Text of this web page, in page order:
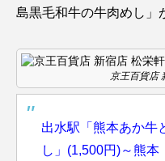
島黒毛和牛の牛肉めし」
京王百貨店
出水駅「熊本あか牛
し」(1,500円)～熊